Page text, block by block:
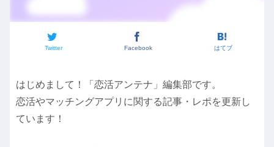
Twitter Facebook はてブ
はじめまして！「恋活アンテナ」編集部です。
恋活やマッチングアプリに関する記事・レポを更新し
ています！